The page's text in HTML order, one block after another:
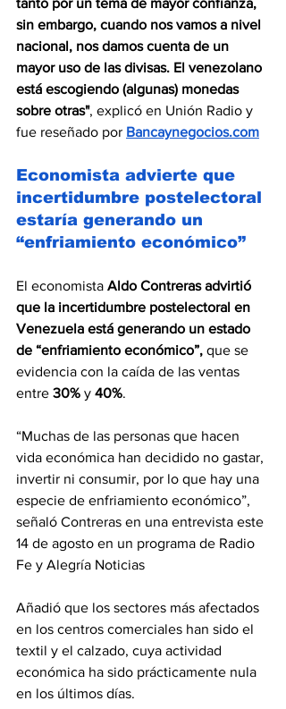
tanto por un tema de mayor confianza,
sin embargo, cuando nos vamos a nivel
nacional, nos damos cuenta de un
mayor uso de las divisas. El venezolano
está escogiendo (algunas) monedas
sobre otras", explicó en Unión Radio y
fue reseñado por Bancaynegocios.com
Economista advierte que
incertidumbre postelectoral
estaría generando un
“enfriamiento económico”
El economista Aldo Contreras advirtió
que la incertidumbre postelectoral en
Venezuela está generando un estado
de “enfriamiento económico”, que se
evidencia con la caída de las ventas
entre 30% y 40%.
“Muchas de las personas que hacen
vida económica han decidido no gastar,
invertir ni consumir, por lo que hay una
especie de enfriamiento económico”,
señaló Contreras en una entrevista este
14 de agosto en un programa de Radio
Fe y Alegría Noticias
Añadió que los sectores más afectados
en los centros comerciales han sido el
textil y el calzado, cuya actividad
económica ha sido prácticamente nula
en los últimos días.